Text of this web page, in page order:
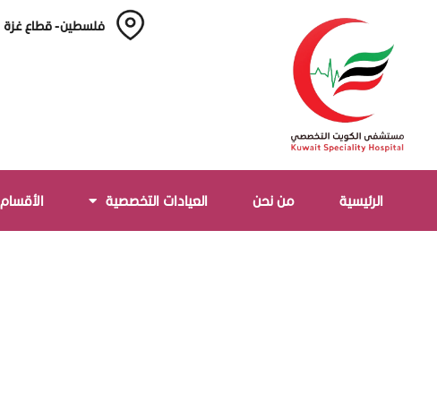
فلسطين - قطاع غزة
الرئيسية من نحن العيادات التخصصية الأقسام